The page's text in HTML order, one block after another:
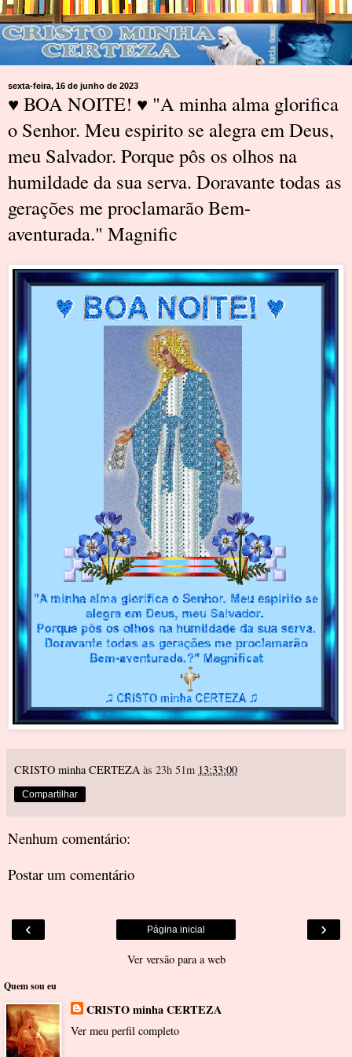
sexta-feira, 16 de junho de 2023
♥ BOA NOITE! ♥ "A minha alma glorifica
o Senhor. Meu espirito se alegra em Deus,
meu Salvador. Porque pôs os olhos na
humildade da sua serva. Doravante todas as
gerações me proclamarão Bem-
aventurada. " Magnific
CRISTO minha CERTEZA às 23h 51m 13:33:00
Compartilhar
Nenhum comentário:
Postar um comentário
‹ ›
Página inicial
Ver versão para a web
Quem sou eu
CRISTO minha CERTEZA
Ver meu perfil completo